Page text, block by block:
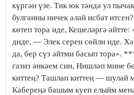
күргән үзе. Тик юк тәндә ул
булганны ничек алай исбат
көтеп тора иде, Кешеләргә
диде, — Элек серен сөйли иде.
да, бер сүз әйтми басып тора».
газиз әнкәем син, Нишләп мине
киттең? Ташлап киттең — шулай
Кабереңә башым куеп елыйм